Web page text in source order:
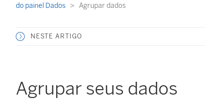
do painel Dados
Agrupar dados
NESTE ARTIGO
Agrupar seus dados